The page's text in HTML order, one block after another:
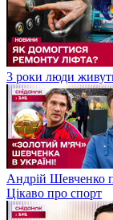
3 роки люди
Андрій Шевченко
Цікаво про спорт